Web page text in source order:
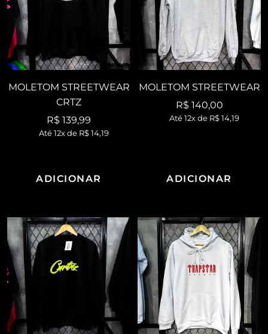
MOLETOM STREETWEAR
CRTZ
Preço
promocional
R$ 139,99
Até 12x de R$ 14,19
ADICIONAR
MOLETOM STREETWEAR
Preço
promocional
R$ 140,00
Até 12x de R$ 14,19
ADICIONAR